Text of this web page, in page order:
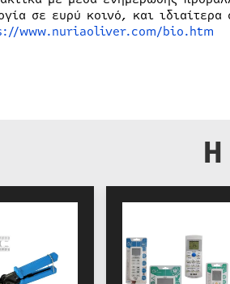
σε ευρύ κοινό, και
www.nuriaoliver.com/bio.htm